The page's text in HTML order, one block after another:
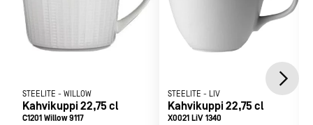
STEELITE - WILLOW
Kahvikuppi 22,75 cl
C1201 Willow 9117
STEELITE - LIV
Kahvikuppi 22,75 cl
X0021 LiV 1340